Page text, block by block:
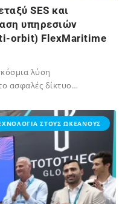
SES και
υπηρεσιών
orbit) FlexMaritime
λύση
ασφαλές δίκτυο…
ΣΤΟΥΣ ΩΚΕΑΝΟΥΣ